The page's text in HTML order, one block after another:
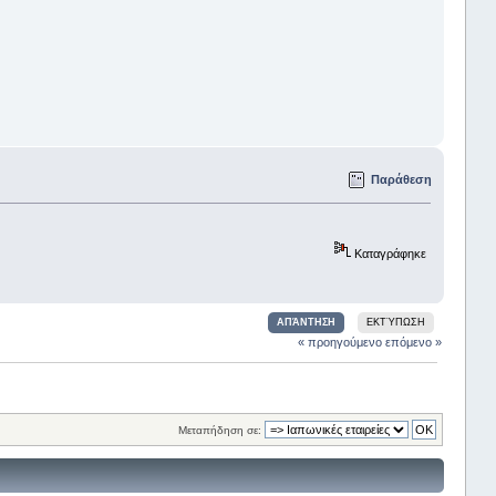
Παράθεση
Καταγράφηκε
ΑΠΆΝΤΗΣΗ ΕΚΤΎΠΩΣΗ
« προηγούμενο επόμενο »
Μεταπήδηση σε: